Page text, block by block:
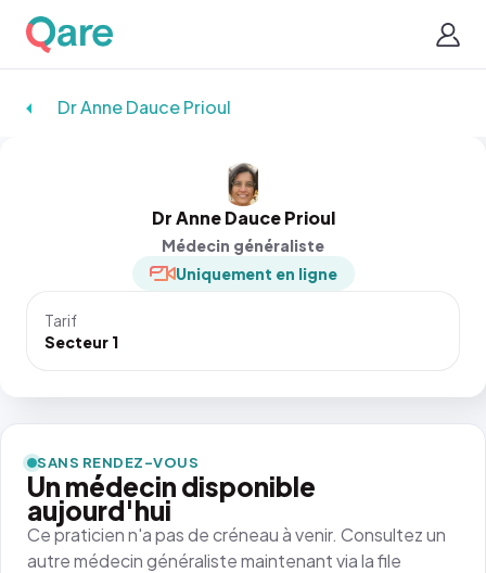
Dr Anne Dauce Prioul
Dr Anne Dauce Prioul
Médecin généraliste
Uniquement en ligne
Tarif
Secteur 1
SANS RENDEZ-VOUS
Un médecin disponible
aujourd'hui
Ce praticien n'a pas de créneau à venir. Consultez un
autre médecin généraliste maintenant via la file